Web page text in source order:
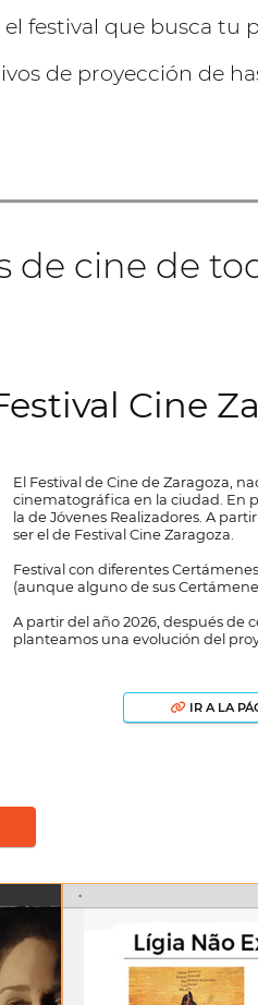
festival que busca tu
de proyección de
de cine de
Cine
El Festival de Cine de Zaragoza,
cinematográfica en la ciudad. En
la de Jóvenes Realizadores. A
ser el de Festival Cine Zaragoza.
Festival con diferentes
(aunque alguno de sus
A partir del año 2026, después de
planteamos una evolución del
IR A LA